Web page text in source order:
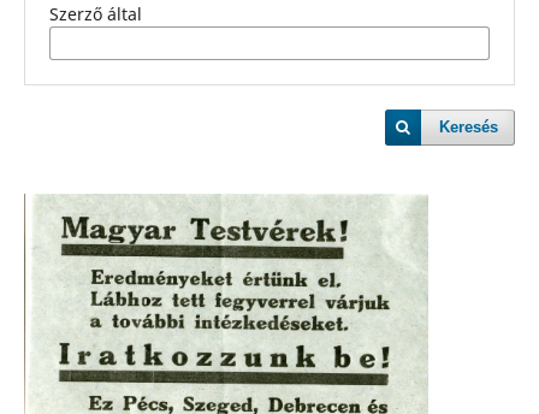
Szerző által
Keresés